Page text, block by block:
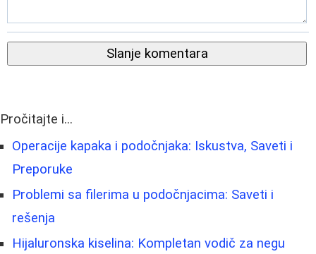
Slanje komentara
Pročitajte i...
Operacije kapaka i podočnjaka: Iskustva, Saveti i
Preporuke
Problemi sa filerima u podočnjacima: Saveti i
rešenja
Hijaluronska kiselina: Kompletan vodič za negu